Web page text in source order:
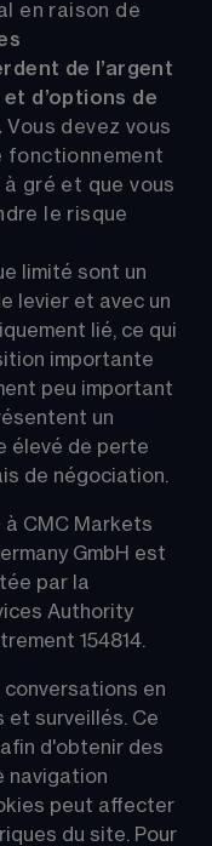
en raison de
de l’argent
d’options de
Vous devez vous
fonctionnement
gré et que vous
le risque
limité sont un
levier et avec un
lié, ce qui
importante
peu important
un
élevé de perte
de négociation.
CMC Markets
GmbH est
par la
Authority
154814.
en
et surveillés. Ce
d'obtenir des
navigation
peut affecter
du site. Pour